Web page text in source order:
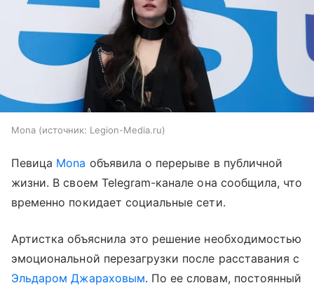
Mona источник: Legion-Media.ru
Певица Mona объявила о перерыве в публичной
жизни. В своем Telegram-канале она сообщила, что
временно покидает социальные сети.
Артистка объяснила это решение необходимостью
эмоциональной перезагрузки после расставания с
Эльдаром Джараховым. По ее словам, постоянный